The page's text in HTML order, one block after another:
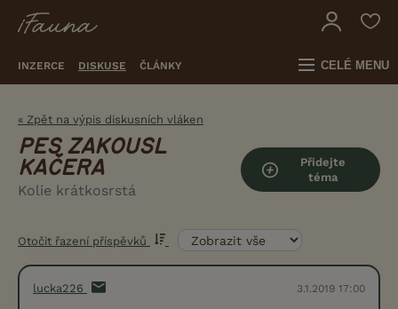
INZERCE DISKUSE ČLÁNKY CELÉ MENU
« Zpět na výpis diskusních vláken
PES ZAKOUSL
KAČERA
Kolie krátkosrstá
Přidejte
téma
Otočit řazení příspěvků
lucka226 3.1.2019 17:00